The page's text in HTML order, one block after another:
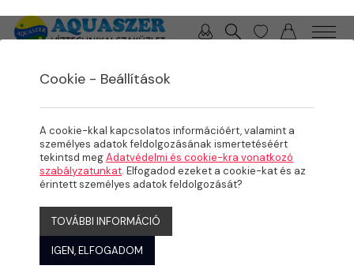
Cookie - Beállítások
A cookie-kkal kapcsolatos információért, valamint a
személyes adatok feldolgozásának ismertetéséért
tekintsd megAdatvédelmi és cookie-kra vonatkozó
szabályzatunkat. Elfogadod ezeket a cookie-kat és az
érintett személyes adatok feldolgozását?
TOVÁBBI INFORMÁCIÓ
IGEN, ELFOGADOM